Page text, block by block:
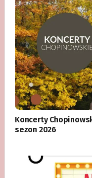
Koncerty
sezon 2026